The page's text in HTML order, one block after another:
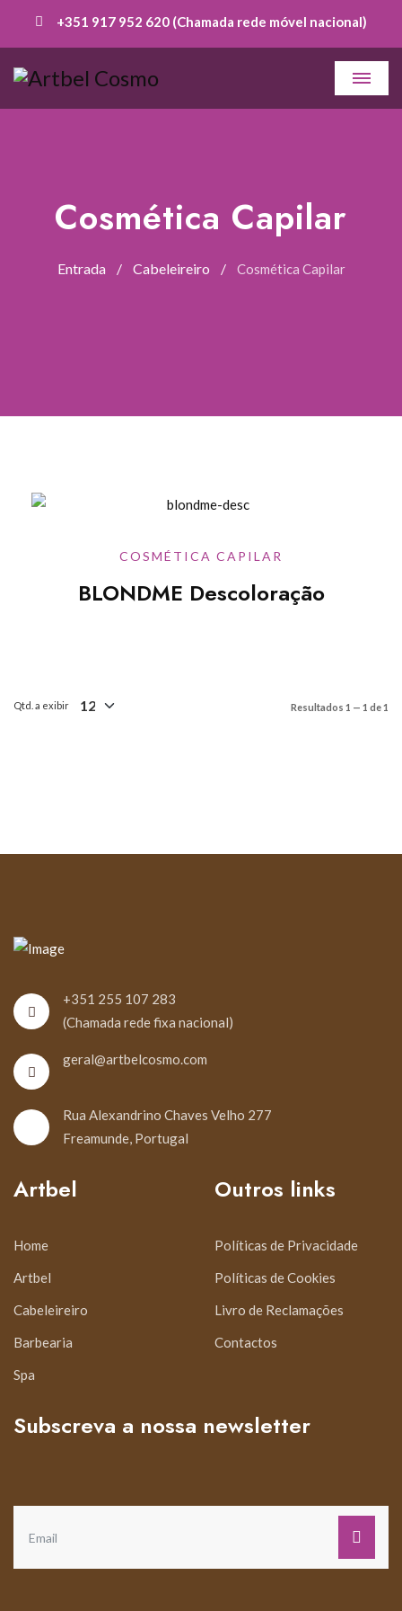
+351 917 952 620 (Chamada rede móvel nacional)
Cosmética Capilar
Entrada Cabeleireiro Cosmética Capilar
COSMÉTICA CAPILAR
BLONDME Descoloração
Qtd. a exibir Resultados 1 — 1 de 1
+351 255 107 283
(Chamada rede fixa nacional)
geral@artbelcosmo.com
Rua Alexandrino Chaves Velho 277
Freamunde, Portugal
Artbel
Home
Artbel
Cabeleireiro
Barbearia
Spa
Outros links
Políticas de Privacidade
Políticas de Cookies
Livro de Reclamações
Contactos
Subscreva a nossa newsletter